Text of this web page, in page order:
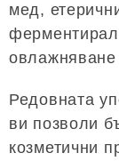
мед,
Редовната
ви позволи
козметични